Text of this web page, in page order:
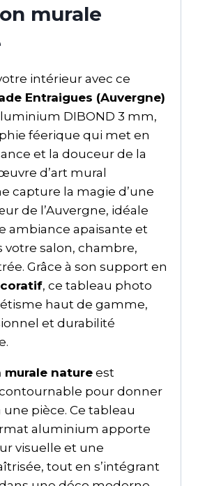
murale
intérieur avec ce
Entraigues (Auvergne)
DIBOND 3 mm,
féerique qui met en
et la douceur de la
d’art mural
capture la magie d’une
de l’Auvergne, idéale
ambiance apaisante et
votre salon, chambre,
Grâce à son support en
, ce tableau photo
haut de gamme,
et durabilité
nature est
pour donner
pièce. Ce tableau
aluminium apporte
visuelle et une
tout en s’intégrant